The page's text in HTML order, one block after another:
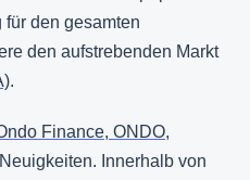
den gesamten
den aufstrebenden Markt
.
Finance, ONDO,
Innerhalb von